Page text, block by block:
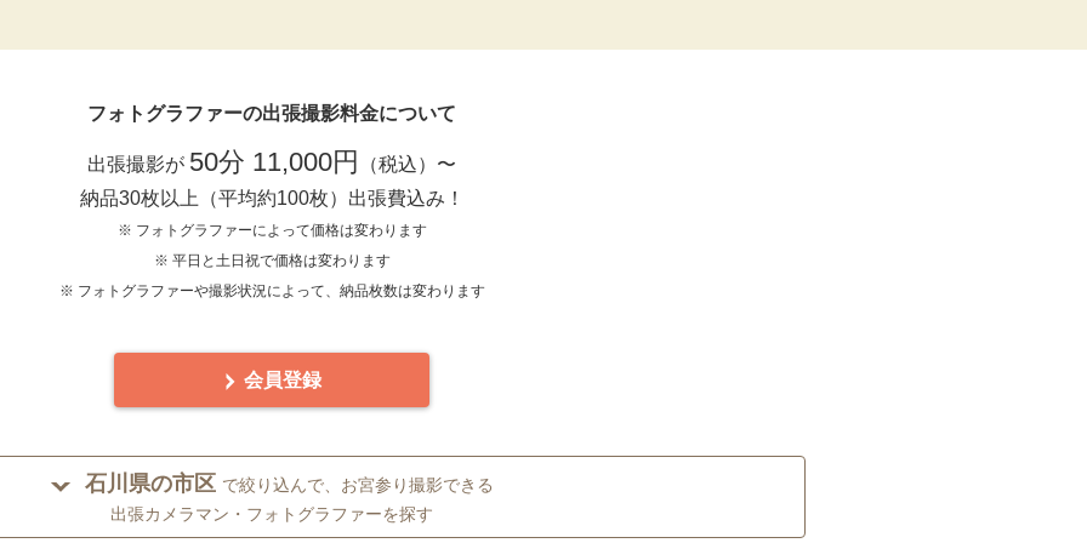
フォトグラファーの出張撮影料金について
出張撮影が 50分 11,000円
（税込）〜
納品30枚以上（平均約100枚）出張費込み！
※ フォトグラファーによって価格は変わります
※ 平日と土日祝で価格は変わります
※ フォトグラファーや撮影状況によって、納品枚数は変わります
会員登録
石川県の市区 で絞り込んで、お宮参り撮影できる
出張カメラマン・フォトグラファーを探す